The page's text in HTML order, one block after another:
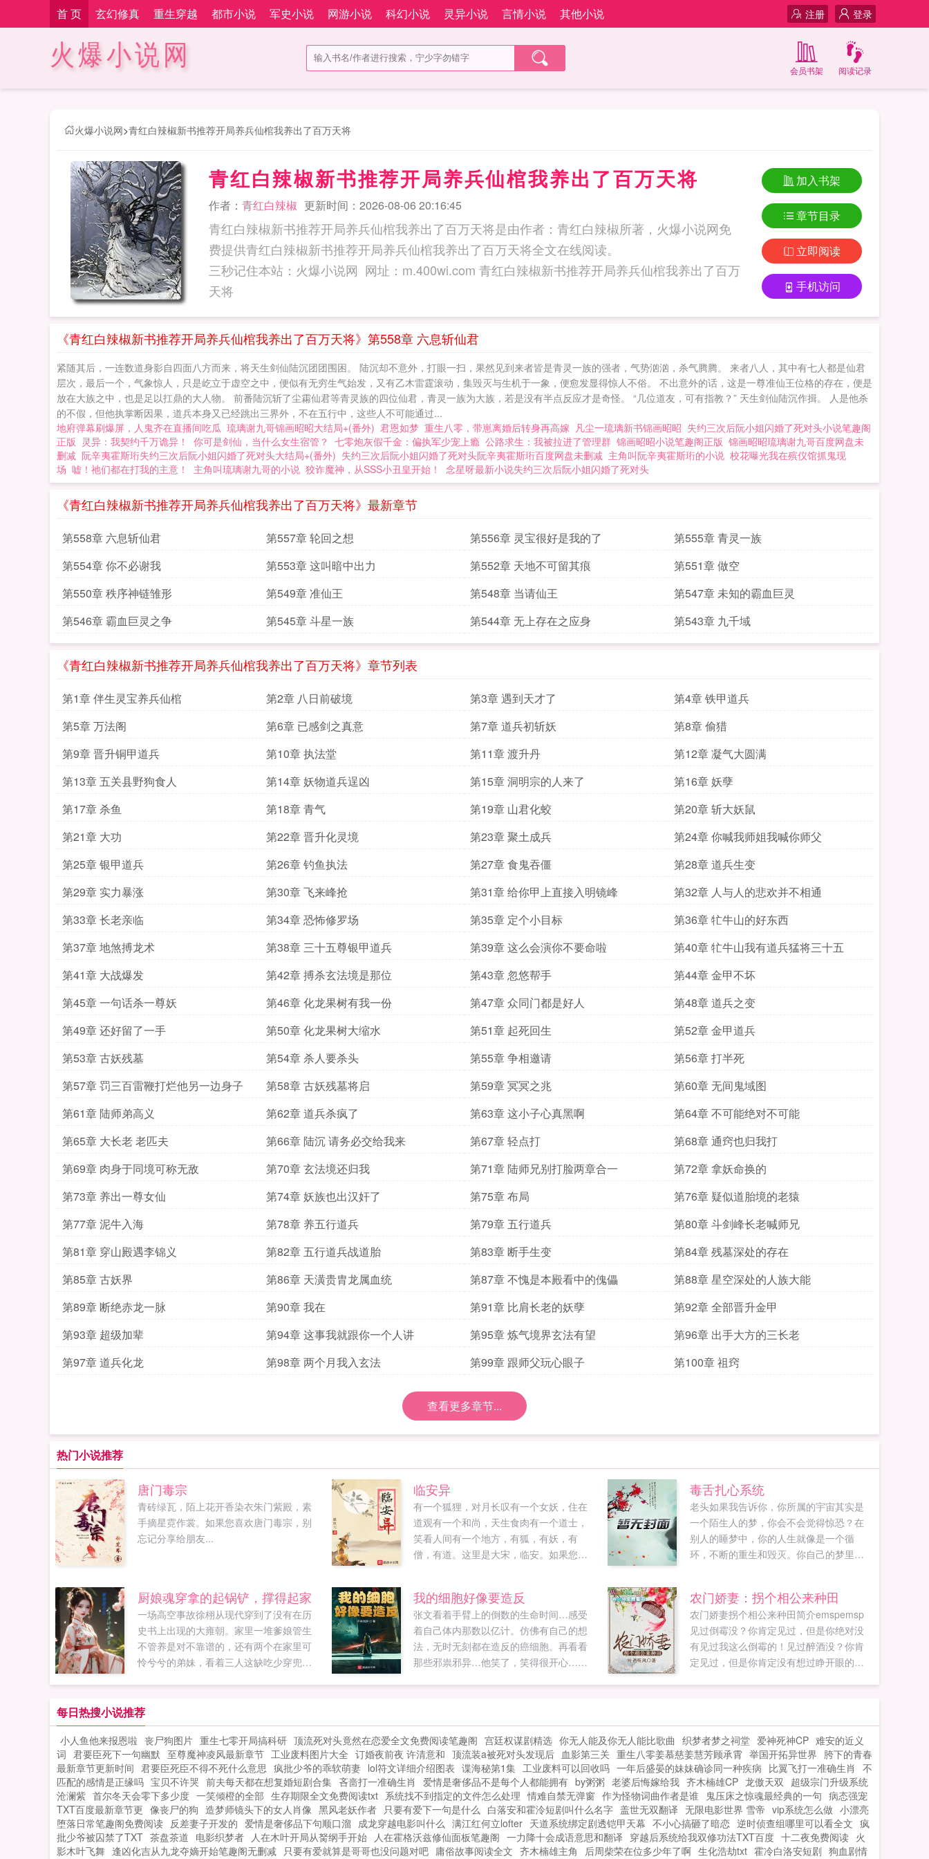
首 页 玄幻修真 重生穿越 都市小说 军史小说 网游小说 科幻小说 灵异小说 言情小说 其他小说 登录
注册
火爆小说网 阅读记录
会员书架
火爆小说网>青红白辣椒新书推荐开局养兵仙棺我养出了百万天将
青红白辣椒新书推荐开局养兵仙棺我养出了百万天将
作者： 青红白辣椒 更新时间：2026-08-06 20:16:45
青红白辣椒新书推荐开局养兵仙棺我养出了百万天将是由作者：青红白辣椒所著，火爆小说网免
费提供青红白辣椒新书推荐开局养兵仙棺我养出了百万天将全文在线阅读。
三秒记住本站：火爆小说网 网址：m.400wi.com 青红白辣椒新书推荐开局养兵仙棺我养出了百万
天将
加入书架
章节目录
立即阅读
手机访问
《青红白辣椒新书推荐开局养兵仙棺我养出了百万天将》第558章 六息斩仙君
紧随其后，一连数道身影自四面八方而来，将天生剑仙陆沉团团围困。 陆沉却不意外，打眼一扫，果然见到来者皆是青灵一族的强者，气势汹汹，杀气腾腾。 来者八人，其中有七人都是仙君
层次，最后一个，气象惊人，只是屹立于虚空之中，便似有无穷生气始发，又有乙木雷霆滚动，集毁灭与生机于一象，便愈发显得惊人不俗。 不出意外的话，这是一尊准仙王位格的存在，便是
放在大族之中，也是足以扛鼎的大人物。 前番陆沉斩了尘霦仙君等青灵族的四位仙君，青灵一族为大族，若是没有半点反应才是奇怪。 “几位道友，可有指教？” 天生剑仙陆沉作揖。 人是他杀
的不假，但他执掌断因果，道兵本身又已经跳出三界外，不在五行中，这些人不可能通过...
地府弹幕刷爆屏，人鬼齐在直播间吃瓜 琉璃谢九哥锦画昭昭大结局+(番外) 君恩如梦 重生八零，带崽离婚后转身再高嫁 凡尘一琉璃新书锦画昭昭 失约三次后阮小姐闪婚了死对头小说笔趣阁
正版 灵异：我契约千万诡异！ 你可是剑仙，当什么女生宿管？ 七零炮灰假千金：偏执军少宠上瘾 公路求生：我被拉进了管理群 锦画昭昭小说笔趣阁正版 锦画昭昭琉璃谢九哥百度网盘未
删减 阮辛夷霍斯珩失约三次后阮小姐闪婚了死对头大结局+(番外) 失约三次后阮小姐闪婚了死对头阮辛夷霍斯珩百度网盘未删减 主角叫阮辛夷霍斯珩的小说 校花曝光我在殡仪馆抓鬼现
场 嘘！祂们都在打我的主意！ 主角叫琉璃谢九哥的小说 狡诈魔神，从SSS小丑皇开始！ 念星呀最新小说失约三次后阮小姐闪婚了死对头
《青红白辣椒新书推荐开局养兵仙棺我养出了百万天将》最新章节
第558章 六息斩仙君 第557章 轮回之想 第556章 灵宝很好是我的了
第555章 青灵一族
第554章 你不必谢我
第553章 这叫暗中出力 第552章 天地不可留其痕
第551章 做空
第550章 秩序神链雏形
第549章 准仙王 第548章 当请仙王
第547章 未知的霸血巨灵
第546章 霸血巨灵之争
第545章 斗星一族 第544章 无上存在之应身 第543章 九千域
《青红白辣椒新书推荐开局养兵仙棺我养出了百万天将》章节列表
第1章 伴生灵宝养兵仙棺 第2章 八日前破境 第3章 遇到天才了
第4章 铁甲道兵
第5章 万法阁
第6章 已感剑之真意 第7章 道兵初斩妖
第8章 偷猎
第9章 晋升铜甲道兵
第10章 执法堂 第11章 渡升丹
第12章 凝气大圆满
第13章 五关县野狗食人
第14章 妖物道兵逞凶 第15章 洞明宗的人来了
第16章 妖孽
第17章 杀鱼
第18章 青气 第19章 山君化蛟
第20章 斩大妖鼠
第21章 大功
第22章 晋升化灵境 第23章 聚土成兵
第24章 你喊我师姐我喊你师父
第25章 银甲道兵
第26章 钓鱼执法 第27章 食鬼吞僵
第28章 道兵生变
第29章 实力暴涨
第30章 飞来峰抢 第31章 给你甲上直接入明镜峰
第32章 人与人的悲欢并不相通
第33章 长老亲临
第34章 恐怖修罗场 第35章 定个小目标
第36章 牤牛山的好东西
第37章 地煞搏龙术
第38章 三十五尊银甲道兵 第39章 这么会演你不要命啦
第40章 牤牛山我有道兵猛将三十五
第41章 大战爆发
第42章 搏杀玄法境是那位 第43章 忽悠帮手
第44章 金甲不坏
第45章 一句话杀一尊妖
第46章 化龙果树有我一份 第47章 众同门都是好人
第48章 道兵之变
第49章 还好留了一手
第50章 化龙果树大缩水 第51章 起死回生
第52章 金甲道兵
第53章 古妖残墓
第54章 杀人要杀头 第55章 争相邀请
第56章 打半死
第57章 罚三百雷鞭打烂他另一边身子
第58章 古妖残墓将启 第59章 冥冥之兆
第60章 无间鬼域图
第61章 陆师弟高义
第62章 道兵杀疯了 第63章 这小子心真黑啊
第64章 不可能绝对不可能
第65章 大长老 老匹夫
第66章 陆沉 请务必交给我来 第67章 轻点打
第68章 通窍也归我打
第69章 肉身于同境可称无敌
第70章 玄法境还归我 第71章 陆师兄别打脸两章合一
第72章 拿妖命换的
第73章 养出一尊女仙
第74章 妖族也出汉奸了 第75章 布局
第76章 疑似道胎境的老猿
第77章 泥牛入海
第78章 养五行道兵 第79章 五行道兵
第80章 斗剑峰长老喊师兄
第81章 穿山殿遇李锦义
第82章 五行道兵战道胎 第83章 断手生变
第84章 残墓深处的存在
第85章 古妖界
第86章 天潢贵胄龙属血统 第87章 不愧是本殿看中的傀儡
第88章 星空深处的人族大能
第89章 断绝赤龙一脉
第90章 我在 第91章 比肩长老的妖孽
第92章 全部晋升金甲
第93章 超级加辈
第94章 这事我就跟你一个人讲 第95章 炼气境界玄法有望
第96章 出手大方的三长老
第97章 道兵化龙
第98章 两个月我入玄法 第99章 跟师父玩心眼子 第100章 祖窍
查看更多章节...
热门小说推荐
唐门毒宗
青砖绿瓦，陌上花开香染衣朱门紫殿，素
手摘星霓作裳。如果您喜欢唐门毒宗，别
忘记分享给朋友...
临安异
有一个狐狸，对月长叹有一个女妖，住在
道观有一个和尚，天生食肉有一个道士，
笑看人间有一个地方，有狐，有妖，有
僧，有道。这里是大宋，临安。如果您喜
毒舌扎心系统
老头如果我告诉你，你所属的宇宙其实是
一个陌生人的梦，你会不会觉得惊恐？在
别人的睡梦中，你的人生就像是一个循
环，不断的重生和毁灭。你自己的梦里也
很，我信你个鬼。老头年轻人啊，浮生一
梦啊…说完，老头笑了笑，转身离去。卢
小鱼看着老头的背影，口中喃喃自语道。
开什么玩笑？如果您喜欢毒舌扎心系统，
别忘记分享给朋友...
厨娘魂穿拿的起锅铲，撑得起家
一场高空事故徐栩从现代穿到了没有在历
史书上出现的大雍朝。家里一堆爹娘管生
不管养是对不靠谱的，还有两个在家里可
怜兮兮的弟妹，看着三人这缺吃少穿兜里
菜谱做菜手拿把掐。不仅手握空间还锦鲤
运爆发的就了个首富家公子，可惜爹娘不
给力，没办法她只能想办法保全...
我的细胞好像要造反
张文看着手臂上的倒数的生命时间…感受
着自己体内那数以亿计。仿佛有自己的想
法，无时无刻都在造反的癌细胞。再看看
那些邪祟邪异…他笑了，笑得很开心…如
农门娇妻：拐个相公来种田
农门娇妻拐个相公来种田简介emspemsp
见过倒霉没？你肯定见过，但是你绝对没
有见过我这么倒霉的！见过醉酒没？你肯
定见过，但是你肯定没有想过睁开眼的时
每日热搜小说推荐
小人鱼他来报恩啦 丧尸狗图片 重生七零开局搞科研 顶流死对头竟然在恋爱全文免费阅读笔趣阁 宫廷权谋剧精选 你无人能及你无人能比歌曲 织梦者梦之祠堂 爱神死神CP 难安的近义
词 君要臣死下一句幽默 至尊魔神凌风最新章节 工业废料图片大全 订婚夜前夜 许清意和 顶流装a被死对头发现后 血影第三关 重生八零姜慕慈姜慧芳顾承霄 举国开拓异世界 胯下的青春
最新章节更新时间 君要臣死臣不得不死什么意思 疯批少爷的乖软萌妻 lol符文详细介绍图表 谍海秘第1集 工业废料可以回收吗 一年后盛晏的妹妹确诊同一种疾病 比翼飞打一准确生肖 不
匹配的感情是正缘吗 宝贝不许哭 前夫每天都在想复婚短剧合集 吝啬打一准确生肖 爱情是奢侈品不是每个人都能拥有 by粥粥 老婆后悔嫁给我 齐木楠雄CP 龙傲天双
超级宗门升级系统
沧澜紫 首尔冬天会零下多少度 一笑倾橙的全部 生存期限全文免费阅读txt 系统找不到指定的文件怎么处理 情难自禁无弹窗 作为怪物词曲作者是谁 鬼压床之惊魂最经典的一句 病态强宠
TXT百度最新章节更 像丧尸的狗 造梦师镜头下的女人肖像 黑风老妖作者 只要有爱下一句是什么 白落安和霍泠短剧叫什么名字 盖世无双翻译 无限电影世界 雪帝 vip系统怎么做 小漂亮
堕落日常笔趣阁免费阅读 反差妻子开发的 爱情是奢侈品下句顺口溜 成龙穿越电影叫什么 满江红何立lofter 天道系统绑定剧透铠甲天幕 不小心搞砸了暗恋 逆时侦查组哪里可以看全文 疯
批少爷被囚禁了TXT 茶盘茶道 电影织梦者 人在木叶开局从胬纲手开始 人在霍格沃兹修仙面板笔趣阁 一力降十会成语意思和翻译 穿越后系统给我双修功法TXT百度 十二夜免费阅读 火
影木叶飞舞 逢凶化吉从九龙夺嫡开始笔趣阁无删减 只要有爱就算是哥哥也没问题对吧 庸俗故事阅读全文 齐木楠雄主角 后周柴荣在位多少年了啊 生化浩劫txt 霍冷白洛安短剧 狗血剧情